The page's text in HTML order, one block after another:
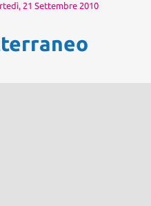
21 Settembre 2010